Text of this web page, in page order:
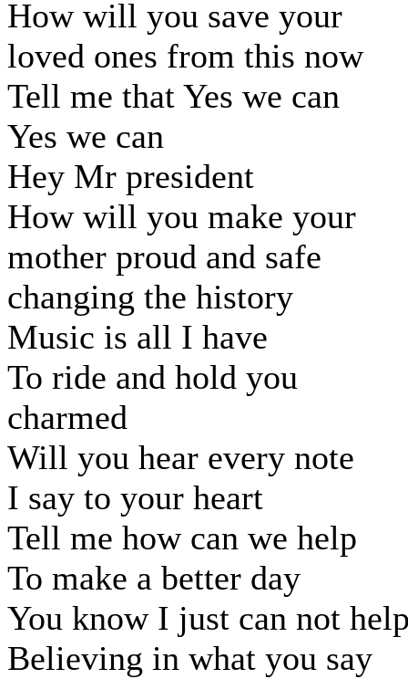
How will you save your
loved ones from this now
Tell me that Yes we can
Yes we can
Hey Mr president
How will you make your
mother proud and safe
changing the history
Music is all I have
To ride and hold you
charmed
Will you hear every note
I say to your heart
Tell me how can we help
To make a better day
You know I just can not
Believing in what you say